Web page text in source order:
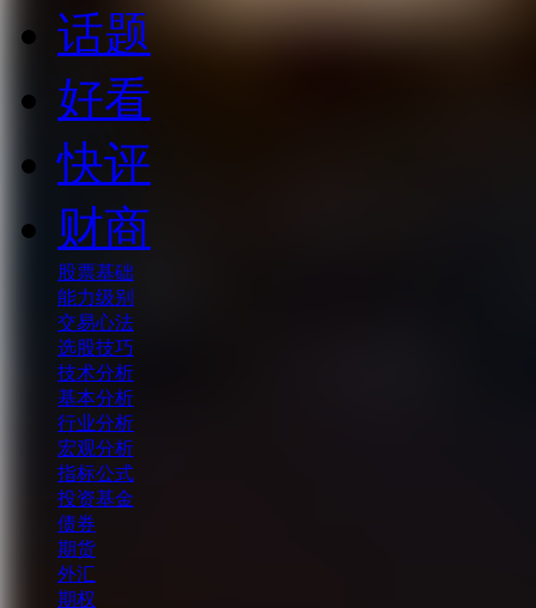
话题
好看
快评
财商
股票基础
能力级别
交易心法
选股技巧
技术分析
基本分析
行业分析
宏观分析
指标公式
投资基金
债券
期货
外汇
期权